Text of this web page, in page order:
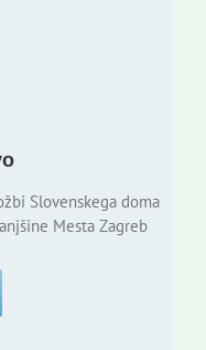
Slovenskega doma
Mesta Zagreb